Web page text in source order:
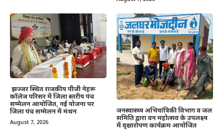
झज्जर स्थित राजकीय पीजी नेहरू
कॉलेज परिसर में जिला स्तरीय पंच
सम्मेलन आयोजित, नई योजना पर
जिला पंच सम्मेलन में मंथन
August 7, 2026
जनस्वास्थ्य अभियांत्रिकी विभाग व जल
समिति द्वारा वन महोत्सव के उपलक्ष्य
में वृक्षारोपण कार्यक्रम आयोजित